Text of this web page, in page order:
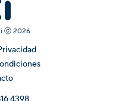
ⓒ 2026